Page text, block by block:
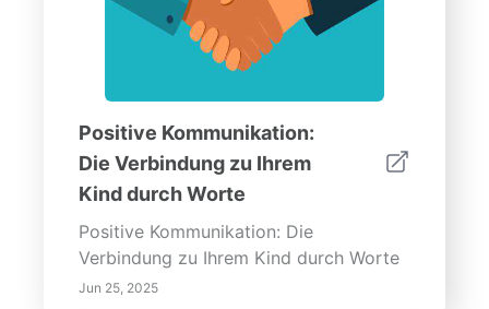
Positive Kommunikation:
Die Verbindung zu Ihrem
Kind durch Worte
Positive Kommunikation: Die
Verbindung zu Ihrem Kind durch Worte
Jun 25, 2025